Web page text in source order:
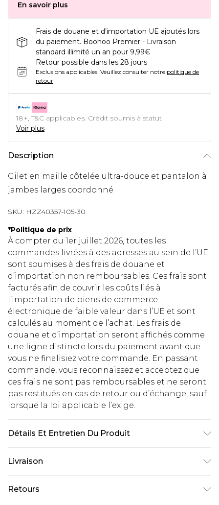
En savoir plus
Frais de douane et d’importation UE ajoutés lors
du paiement. Boohoo Premier - Livraison
standard illimité un an pour 9,99€
Retour possible dans les 28 jours
Exclusions applicables. Veuillez consulter notre politique de
retour
18+, T&C applicables. Crédit soumis à statut
Voir plus
Description
Gilet en maille côtelée ultra-douce et pantalon à
jambes larges coordonné
SKU: HZZ40357-105-30
*Politique de prix
À compter du 1er juillet 2026, toutes les
commandes livrées à des adresses au sein de l’UE
sont soumises à des frais de douane et
d’importation non remboursables. Ces frais sont
facturés afin de couvrir les coûts liés à
l’importation de biens de commerce
électronique de faible valeur dans l’UE et sont
calculés au moment de l’achat. Les frais de
douane et d’importation seront affichés comme
une ligne distincte lors du paiement avant que
vous ne finalisiez votre commande. En passant
commande, vous reconnaissez et acceptez que
ces frais ne sont pas remboursables et ne seront
pas restitués en cas de retour ou d’échange, sauf
lorsque la loi applicable l’exige.
Détails Et Entretien Du Produit
Livraison
Livraison standard France
€2.99
Retours